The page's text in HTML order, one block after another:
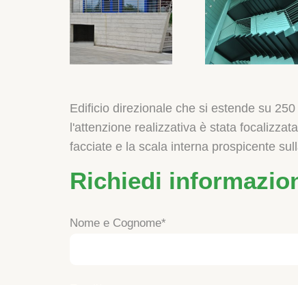
Edificio direzionale che si estende su
l'attenzione realizzativa è stata
facciate e la scala interna prospicente
Richiedi
Nome e Cognome